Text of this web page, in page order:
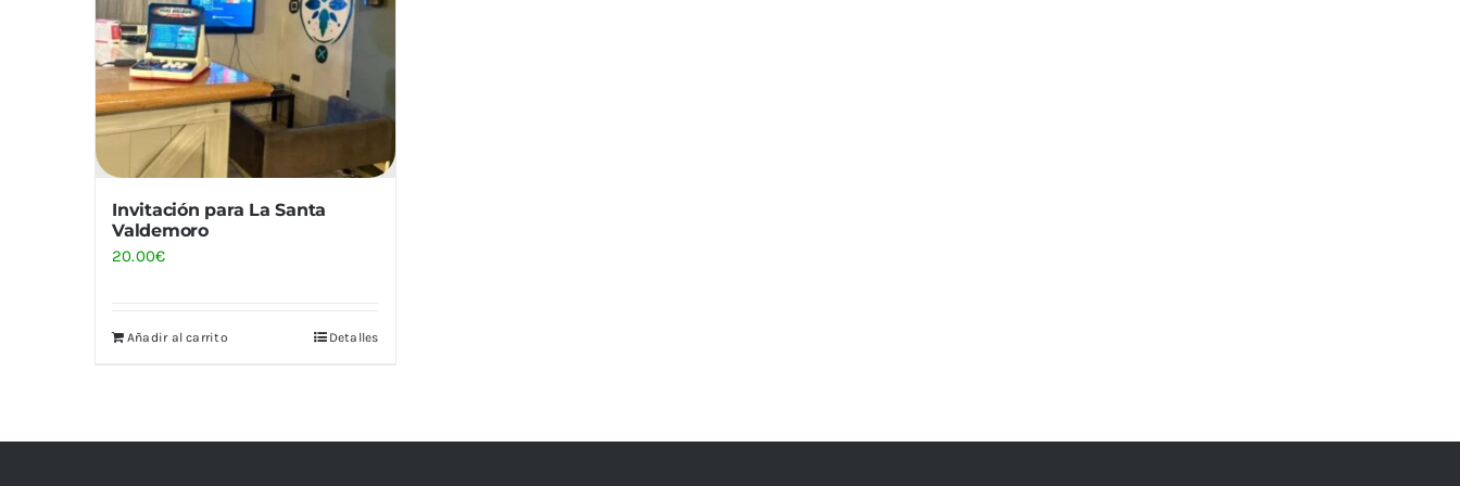
Invitación para La Santa
Valdemoro
20.00€
Añadir al carrito Detalles